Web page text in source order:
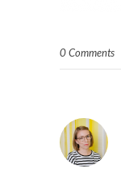
0 Comments